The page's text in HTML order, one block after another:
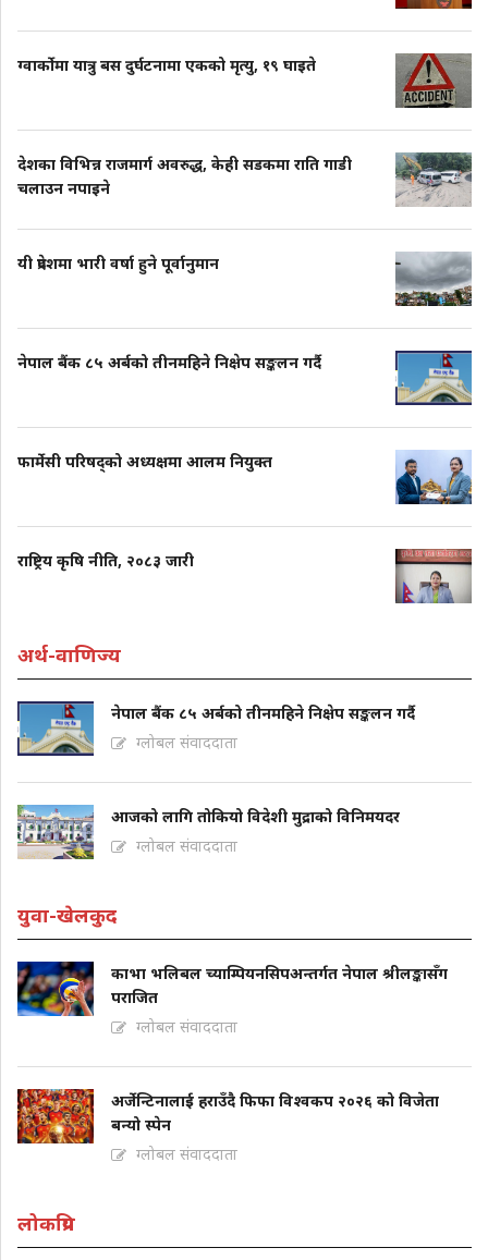
ग्वार्कोमा यात्रु बस दुर्घटनामा एकको मृत्यु, १९ घाइते
देशका विभिन्न राजमार्ग अवरुद्ध, केही सडकमा राति गाडी
चलाउन नपाइने
यी प्रदेशमा भारी वर्षा हुने पूर्वानुमान
नेपाल बैंक ८५ अर्बको तीनमहिने निक्षेप सङ्कलन गर्दै
फार्मेसी परिषद्को अध्यक्षमा आलम नियुक्त
राष्ट्रिय कृषि नीति, २०८३ जारी
अर्थ-वाणिज्य
नेपाल बैंक ८५ अर्बको तीनमहिने निक्षेप सङ्कलन गर्दै
ग्लोबल संवाददाता
आजको लागि तोकियो विदेशी मुद्राको विनिमयदर
ग्लोबल संवाददाता
युवा-खेलकुद
काभा भलिबल च्याम्पियनसिपअन्तर्गत नेपाल श्रीलङ्कासँग
पराजित
ग्लोबल संवाददाता
अर्जेन्टिनालाई हराउँदै फिफा विश्वकप २०२६ को विजेता
बन्यो स्पेन
ग्लोबल संवाददाता
लोकप्रिय